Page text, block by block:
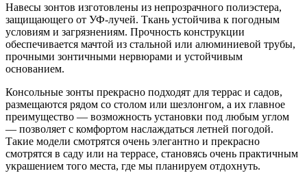
Навесы зонтов изготовлены из непрозрачного полиэстера,
защищающего от УФ-лучей. Ткань устойчива к погодным
условиям и загрязнениям. Прочность конструкции
обеспечивается мачтой из стальной или алюминиевой трубы,
прочными зонтичными нервюрами и устойчивым
основанием.
Консольные зонты прекрасно подходят для террас и садов,
размещаются рядом со столом или шезлонгом, а их главное
преимущество — возможность установки под любым углом
— позволяет с комфортом наслаждаться летней погодой.
Такие модели смотрятся очень элегантно и прекрасно
смотрятся в саду или на террасе, становясь очень практичным
украшением того места, где мы планируем отдохнуть.